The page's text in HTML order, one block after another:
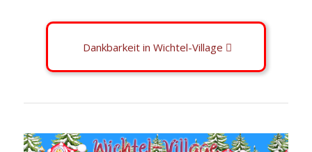
Dankbarkeit in Wichtel-Village